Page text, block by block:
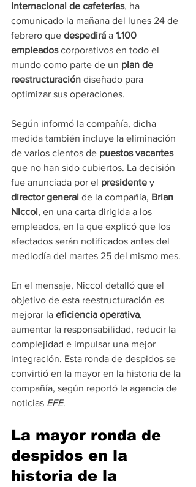
internacional de cafeterías, ha
comunicado la mañana del lunes 24 de
febrero que despedirá a 1.100
empleados corporativos en todo el
mundo como parte de un plan de
reestructuración diseñado para
optimizar sus operaciones.
Según informó la compañía, dicha
medida también incluye la eliminación
de varios cientos de puestos vacantes
que no han sido cubiertos. La decisión
fue anunciada por el presidente y
director general de la compañía, Brian
Niccol, en una carta dirigida a los
empleados, en la que explicó que los
afectados serán notificados antes del
mediodía del martes 25 del mismo mes.
En el mensaje, Niccol detalló que el
objetivo de esta reestructuración es
mejorar la eficiencia operativa,
aumentar la responsabilidad, reducir la
complejidad e impulsar una mejor
integración. Esta ronda de despidos se
convirtió en la mayor en la historia de la
compañía, según reportó la agencia de
noticias EFE.
La mayor ronda de
despidos en la
historia de la